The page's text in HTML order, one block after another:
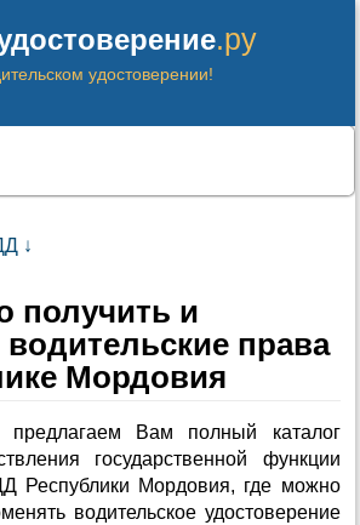
.ру
удостоверении!
↓
получить и
права
Мордовия
предлагаем Вам полный каталог
государственной функции
Республики Мордовия, где можно
водительское удостоверение